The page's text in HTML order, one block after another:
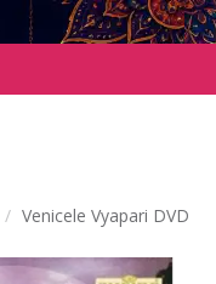
Venicele Vyapari DVD